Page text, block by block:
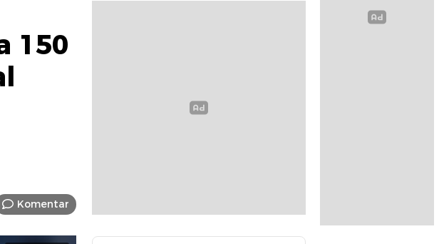
150
Komentar